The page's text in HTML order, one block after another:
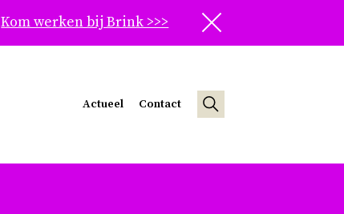
Kom werken bij Brink >>> Sluit
Actueel Contact